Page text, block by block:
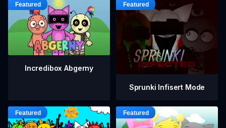
Incredibox Abgerny
Sprunki Infisert Mode